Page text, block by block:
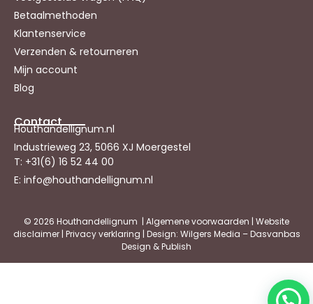
Betaalmethoden
Klantenservice
Verzenden & retourneren
Mijn account
Blog
Contact
Houthandellignum.nl
Industrieweg 23, 5066 XJ Moergestel
T: +31(6) 16 52 44 00
E: info@houthandellignum.nl
© 2026 Houthandellignum | Algemene voorwaarden | Website
disclaimer| Privacy verklaring | Design: Wilgers Media – Dasvanbas
Design & Publish